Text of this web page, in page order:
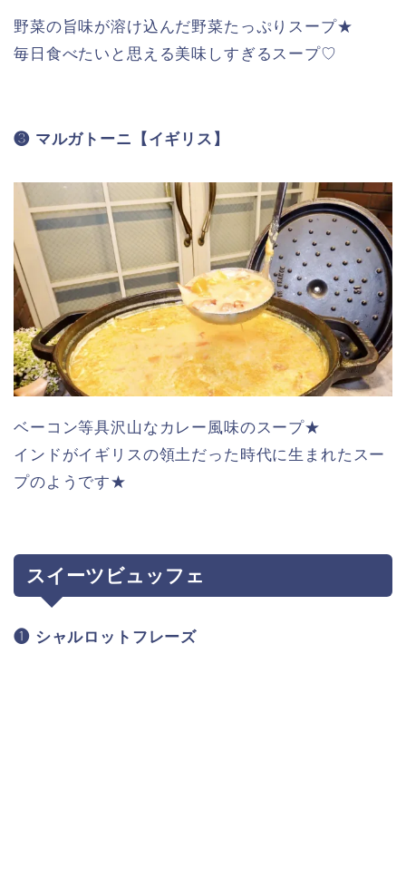
野菜の旨味が溶け込んだ野菜たっぷりスープ★
毎日食べたいと思える美味しすぎるスープ♡
❸ マルガトーニ【イギリス】
ベーコン等具沢山なカレー風味のスープ★
インドがイギリスの領土だった時代に生まれたスー
プのようです★
スイーツビュッフェ
❶ シャルロットフレーズ